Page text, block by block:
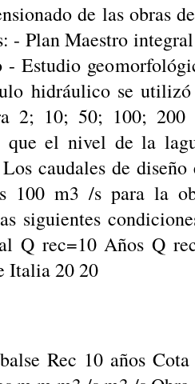
de las obras
- Plan Maestro
- Estudio
hidráulico se
2; 10; 50; 100;
el nivel de la
caudales de
100 m3 /s para la
siguientes
Q rec=10 Años Q
Italia 20 20
Rec 10 años